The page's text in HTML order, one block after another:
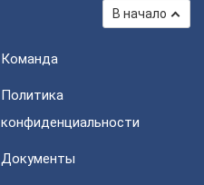
В начало
Команда
Политика
конфиденциальности
Документы